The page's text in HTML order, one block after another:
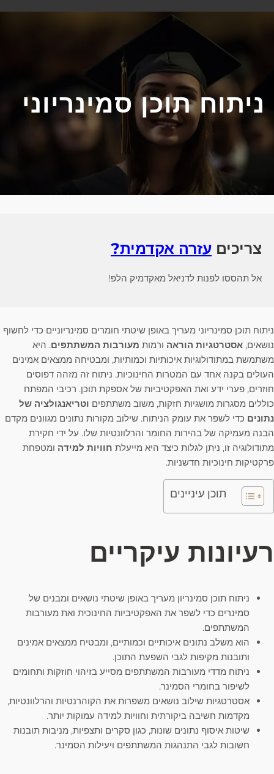
ניתוח תוכן סמינריוני
צריכים עזרה אקדמית?
אל תהססו לפנות לדניאל מאקדמיק הלפ!
ניתוח תוכן סמינריוני מעריך באופן שיטתי חומרים סמינריוניים כדי לחשוף
נושאים, אסטרטגיות הוראה ורמות מעורבות המשתתפים. היא
משתמשת במתודולוגיות איכותיות וכמותיות, ומבטיחה ממצאים אמינים
העולים בקנה אחד עם המטרות החינוכיות. ניתוח זה מזהה דפוסים
חוזרים, פערי ידע ואת האפקטיביות של אספקת תוכן. רכיבי המפתח
כוללים מסגרות מושגיות חזקות, משוב משתתפים וטריאנגולציה של
נתונים כדי לשפר את עומק הניתוח. שילוב מקורות נתונים מגוונים מקדם
הבנה מעמיקה של בהירות החומר והרלוונטיות שלו. על ידי חקירת
מתודולוגיה זו, ניתן לגלות כיצד היא מייעלת חוויות למידה ומטפחת
פרקטיקות חינוכיות חדשניות.
תוכן עיניינים
רעיונות עיקריים
ניתוח תוכן סמינריון מעריך באופן שיטתי נושאים ומבנים של
סמינרים כדי לשפר את האפקטיביות החינוכית ואת מעורבות
המשתתפים.
הוא משלב נתונים איכותיים וכמותיים, ומבטיח ממצאים אמינים
ותובנות מקיפות לגבי השפעת התוכן.
ניתוח מדדי מעורבות המשתתפים מסייע בזיהוי חוזקות ותחומים
לשיפור בחומרי הסמינר.
אסטרטגיות שילוב נושאים משפרות את הקוהרנטיות והרלוונטיות,
מקדמות חשיבה ביקורתית וחוויות למידה עמוקות יותר.
שיטות איסוף נתונים שונות, כגון סקרים ותצפיות, מניבות תובנות
חשובות לגבי התנהגות המשתתפים ויעילות הסמינר.